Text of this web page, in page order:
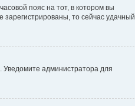
пояс на тот, в котором вы
зарегистрированы, то сейчас удачный
Уведомите администратора для